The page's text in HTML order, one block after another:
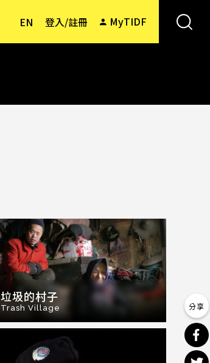
EN 登入/註冊 MyTIDF
垃圾的村子
Trash Village